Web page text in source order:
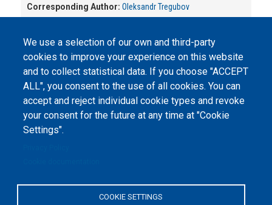
Corresponding Author: Oleksandr Tregubov
We use a selection of our own and third-party
cookies to improve your experience on this website
and to collect statistical data. If you choose "ACCEPT
ALL", you consent to the use of all cookies. You can
accept and reject individual cookie types and revoke
your consent for the future at any time at "Cookie
Settings".
COOKIE SETTINGS
Peers International, the open peer review platfrom,
2023-2026. |Cookie Settings.
The website content is published under
"Peers International" was